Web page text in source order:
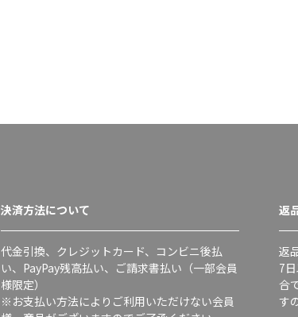
決済方法について
代金引換、クレジットカード、コンビニ後払
い、PayPay残高払い、ご請求書払い（一部会員
様限定）
※お支払い方法によりご利用いただけない会員
返
返
7
合
す